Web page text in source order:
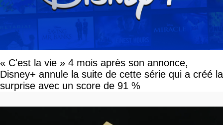
« C'est la vie » 4 mois après son annonce,
Disney+ annule la suite de cette série qui a créé la
surprise avec un score de 91 %